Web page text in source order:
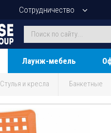
Сотрудничество
Лаунж-мебель
Стулья и кресла Банкетные